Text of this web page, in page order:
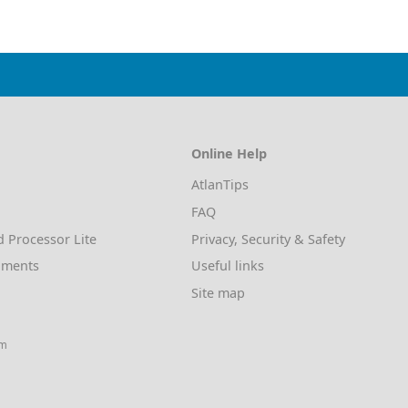
Processor Lite
Online Help
AtlanTips
FAQ
Privacy, Security & Safety
Useful links
Site map